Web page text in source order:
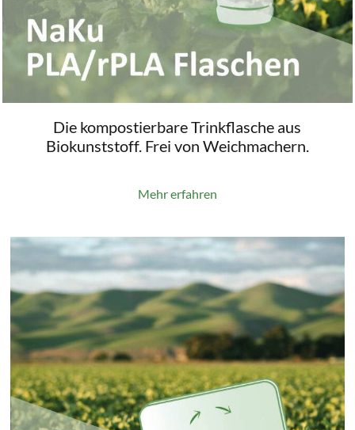
Die kompostierbare Trinkflasche aus
Biokunststoff. Frei von Weichmachern.
Mehr erfahren